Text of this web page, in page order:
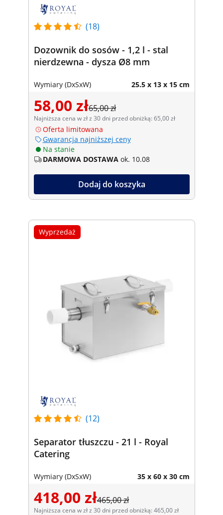
(18)
Dozownik do sosów - 1,2 l - stal
nierdzewna - dysza Ø8 mm
Wymiary (DxSxW) 25.5 x 13 x 15 cm
58,00 zł65,00 zł
Najniższa cena w zł z 30 dni przed obniżką: 65,00 zł
Oferta limitowana
Gwarancja najniższej ceny
Na stanie
DARMOWA DOSTAWA ok. 10.08
Dodaj do koszyka
Wyprzedaż
(12)
Separator tłuszczu - 21 l - Royal
Catering
Wymiary (DxSxW) 35 x 60 x 30 cm
418,00 zł465,00 zł
Najniższa cena w zł z 30 dni przed obniżką: 465,00 zł